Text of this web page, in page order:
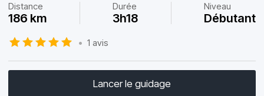
Distance
186 km
Durée
3h18
Niveau
Débutant
• 1 avis
Lancer le guidage